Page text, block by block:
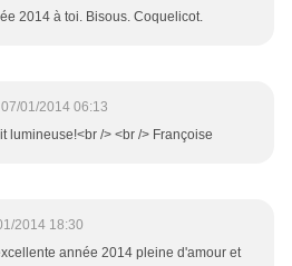
2014 à toi. Bisous. Coquelicot.
07/01/2014 06:13
lumineuse!<br /> <br /> Françoise
2014 18:30
année 2014 pleine d'amour et